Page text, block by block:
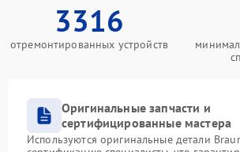
3316
отремонтированных устройств
Оригинальные запчасти и
сертифицированные мастера
Используются оригинальные детали